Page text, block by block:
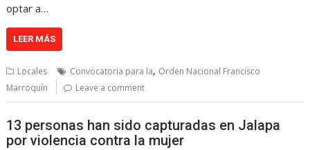
optar a…
LEER MÁS
Locales Convocatoria para la, Orden Nacional Francisco
Marroquín
Leave a comment
13 personas han sido capturadas en Jalapa
por violencia contra la mujer